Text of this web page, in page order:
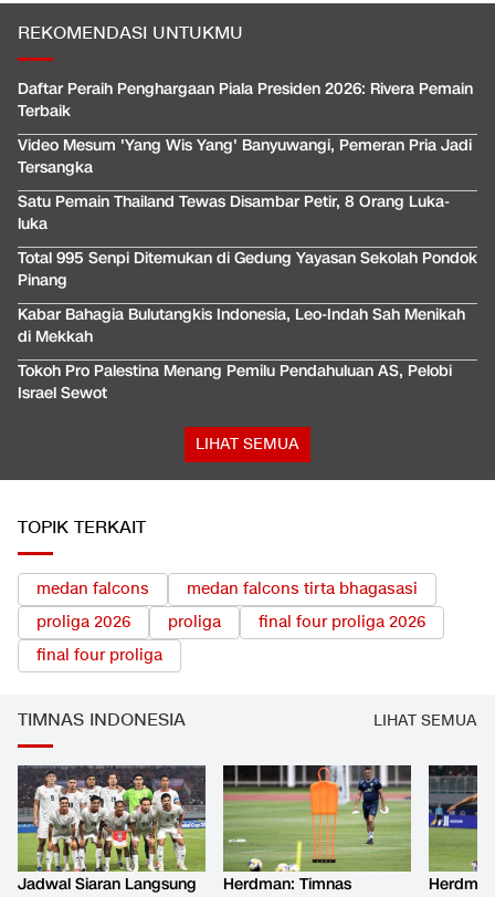
REKOMENDASI UNTUKMU
Daftar Peraih Penghargaan Piala Presiden 2026: Rivera Pemain
Terbaik
Video Mesum 'Yang Wis Yang' Banyuwangi, Pemeran Pria Jadi
Tersangka
Satu Pemain Thailand Tewas Disambar Petir, 8 Orang Luka-
luka
Total 995 Senpi Ditemukan di Gedung Yayasan Sekolah Pondok
Pinang
Kabar Bahagia Bulutangkis Indonesia, Leo-Indah Sah Menikah
di Mekkah
Tokoh Pro Palestina Menang Pemilu Pendahuluan AS, Pelobi
Israel Sewot
LIHAT SEMUA
TOPIK TERKAIT
medan falcons
medan falcons tirta bhagasasi
proliga 2026
proliga
final four proliga 2026
final four proliga
TIMNAS INDONESIA LIHAT SEMUA
Jadwal Siaran Langsung
Herdman: Timnas